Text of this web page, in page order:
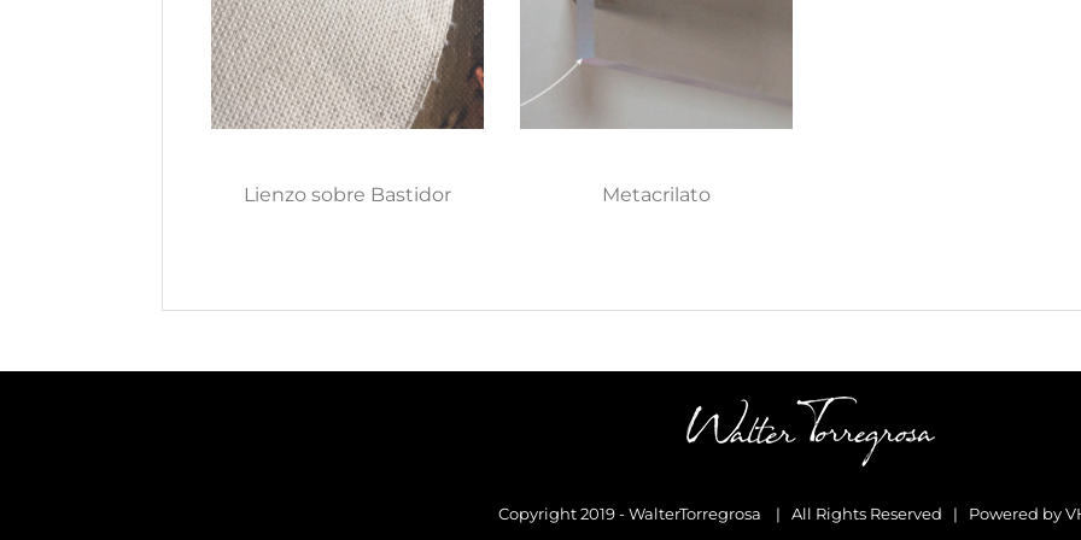
Lienzo sobre Bastidor Metacrilato
Copyright 2019 - WalterTorregrosa | All Rights Reserved | Powered by